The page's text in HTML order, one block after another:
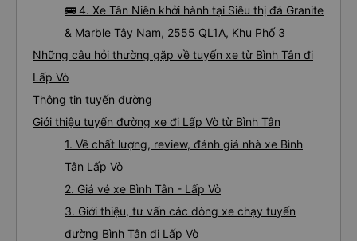
🚌 4. Xe Tân Niên khởi hành tại Siêu thị đá Granite
& Marble Tây Nam, 2555 QL1A, Khu Phố 3
Những câu hỏi thường gặp về tuyến xe từ Bình Tân đi
Lấp Vò
Thông tin tuyến đường
Giới thiệu tuyến đường xe đi Lấp Vò từ Bình Tân
1. Về chất lượng, review, đánh giá nhà xe Bình
Tân Lấp Vò
2. Giá vé xe Bình Tân - Lấp Vò
3. Giới thiệu, tư vấn các dòng xe chạy tuyến
đường Bình Tân đi Lấp Vò